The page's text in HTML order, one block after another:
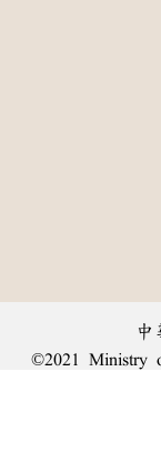
©2021 Ministry